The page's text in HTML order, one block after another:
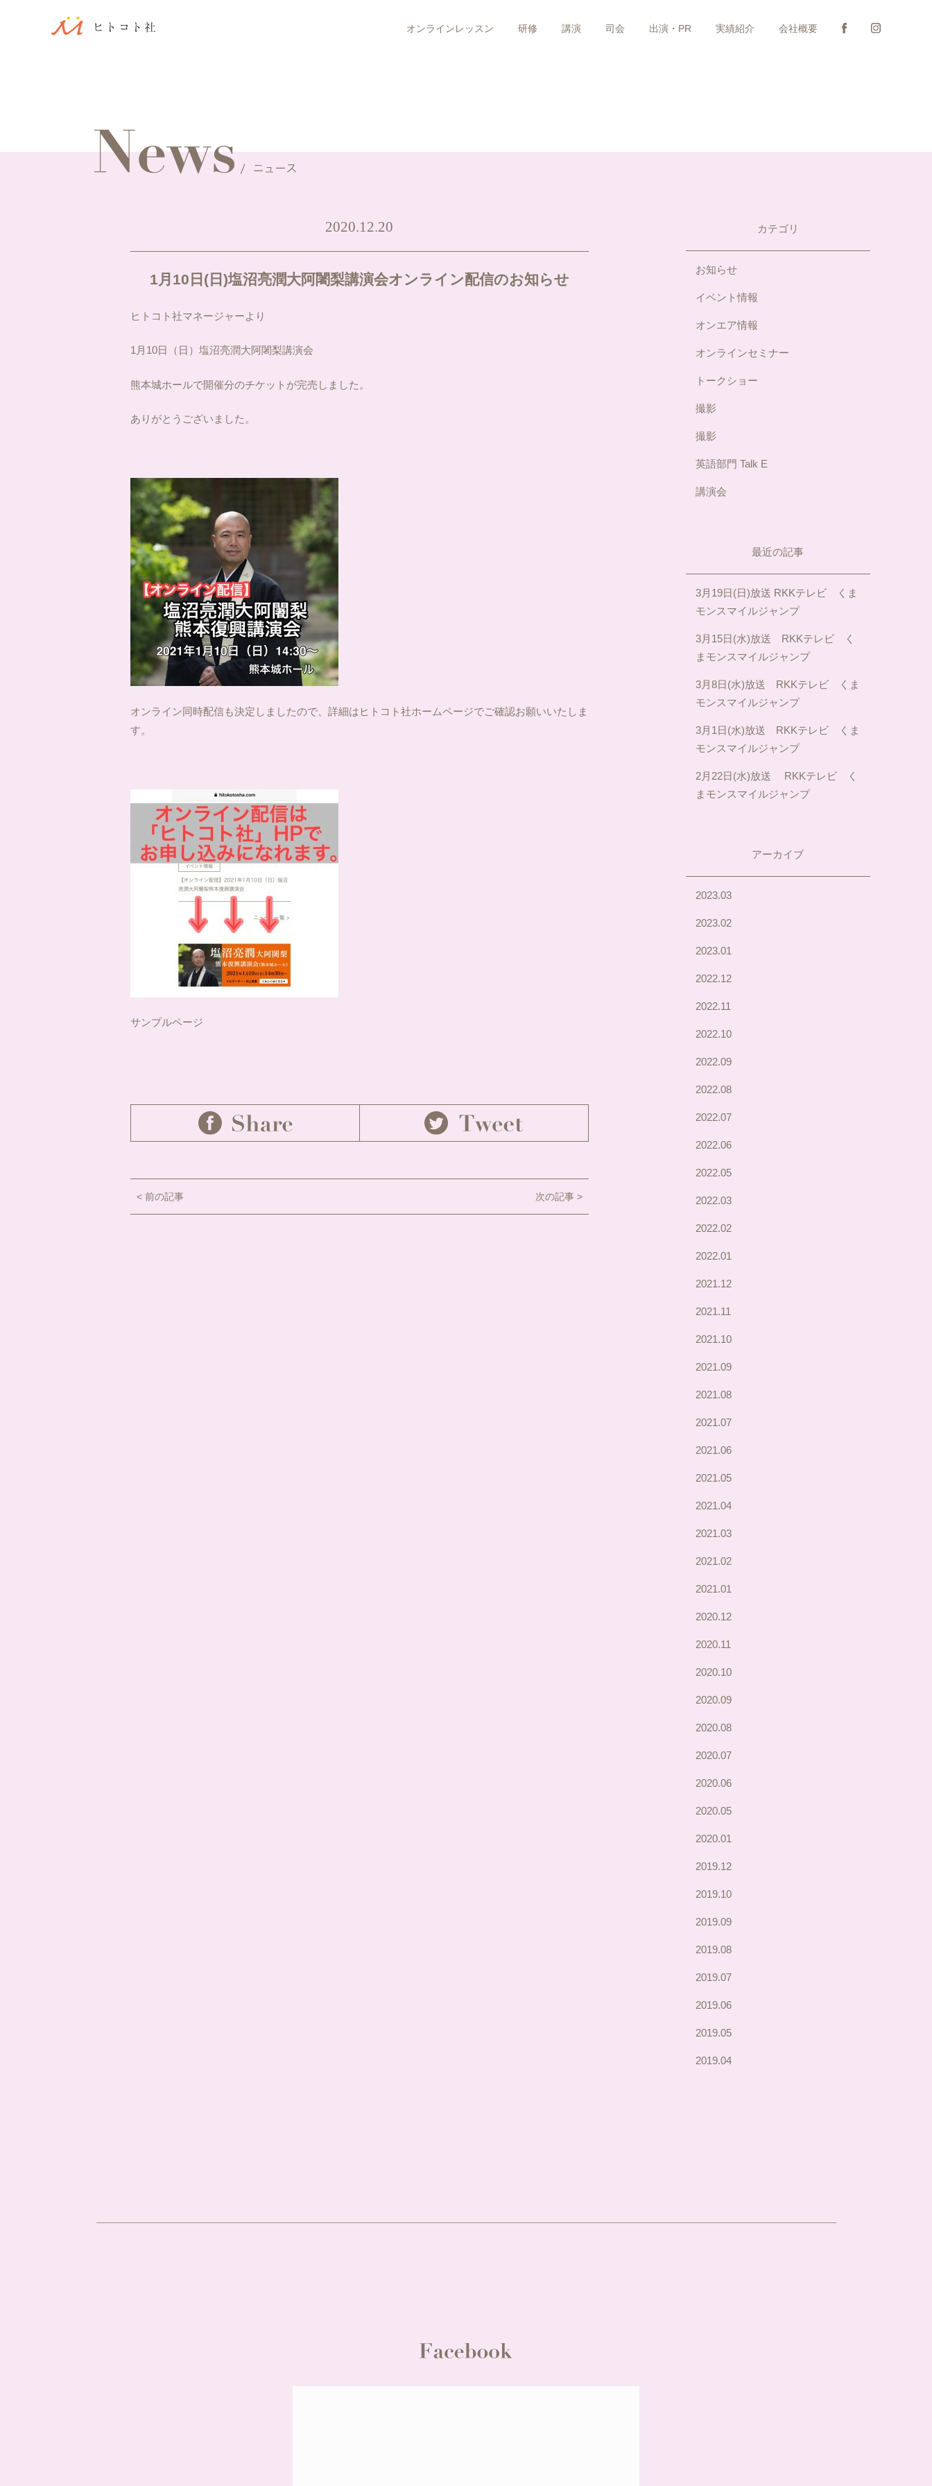
オンラインレッスン 研修 講演 司会 出演・PR 実績紹介 会社概要
2020.12.20
1月10日(日)塩沼亮潤大阿闍梨講演会オンライン配信のお知らせ
ヒトコト社マネージャーより
1月10日（日）塩沼亮潤大阿闍梨講演会
熊本城ホールで開催分のチケットが完売しました。
ありがとうございました。
オンライン同時配信も決定しましたので、詳細はヒトコト社ホームページでご確認お願いいたしま
す。
サンプルページ
< 前の記事 次の記事 >
カテゴリ
お知らせ
イベント情報
オンエア情報
オンラインセミナー
トークショー
撮影
撮影
英語部門 Talk E
講演会
最近の記事
3月19日(日)放送 RKKテレビ くま
モンスマイルジャンプ
3月15日(水)放送 RKKテレビ く
まモンスマイルジャンプ
3月8日(水)放送 RKKテレビ くま
モンスマイルジャンプ
3月1日(水)放送 RKKテレビ くま
モンスマイルジャンプ
2月22日(水)放送 RKKテレビ く
まモンスマイルジャンプ
アーカイブ
2023.03
2023.02
2023.01
2022.12
2022.11
2022.10
2022.09
2022.08
2022.07
2022.06
2022.05
2022.03
2022.02
2022.01
2021.12
2021.11
2021.10
2021.09
2021.08
2021.07
2021.06
2021.05
2021.04
2021.03
2021.02
2021.01
2020.12
2020.11
2020.10
2020.09
2020.08
2020.07
2020.06
2020.05
2020.01
2019.12
2019.10
2019.09
2019.08
2019.07
2019.06
2019.05
2019.04